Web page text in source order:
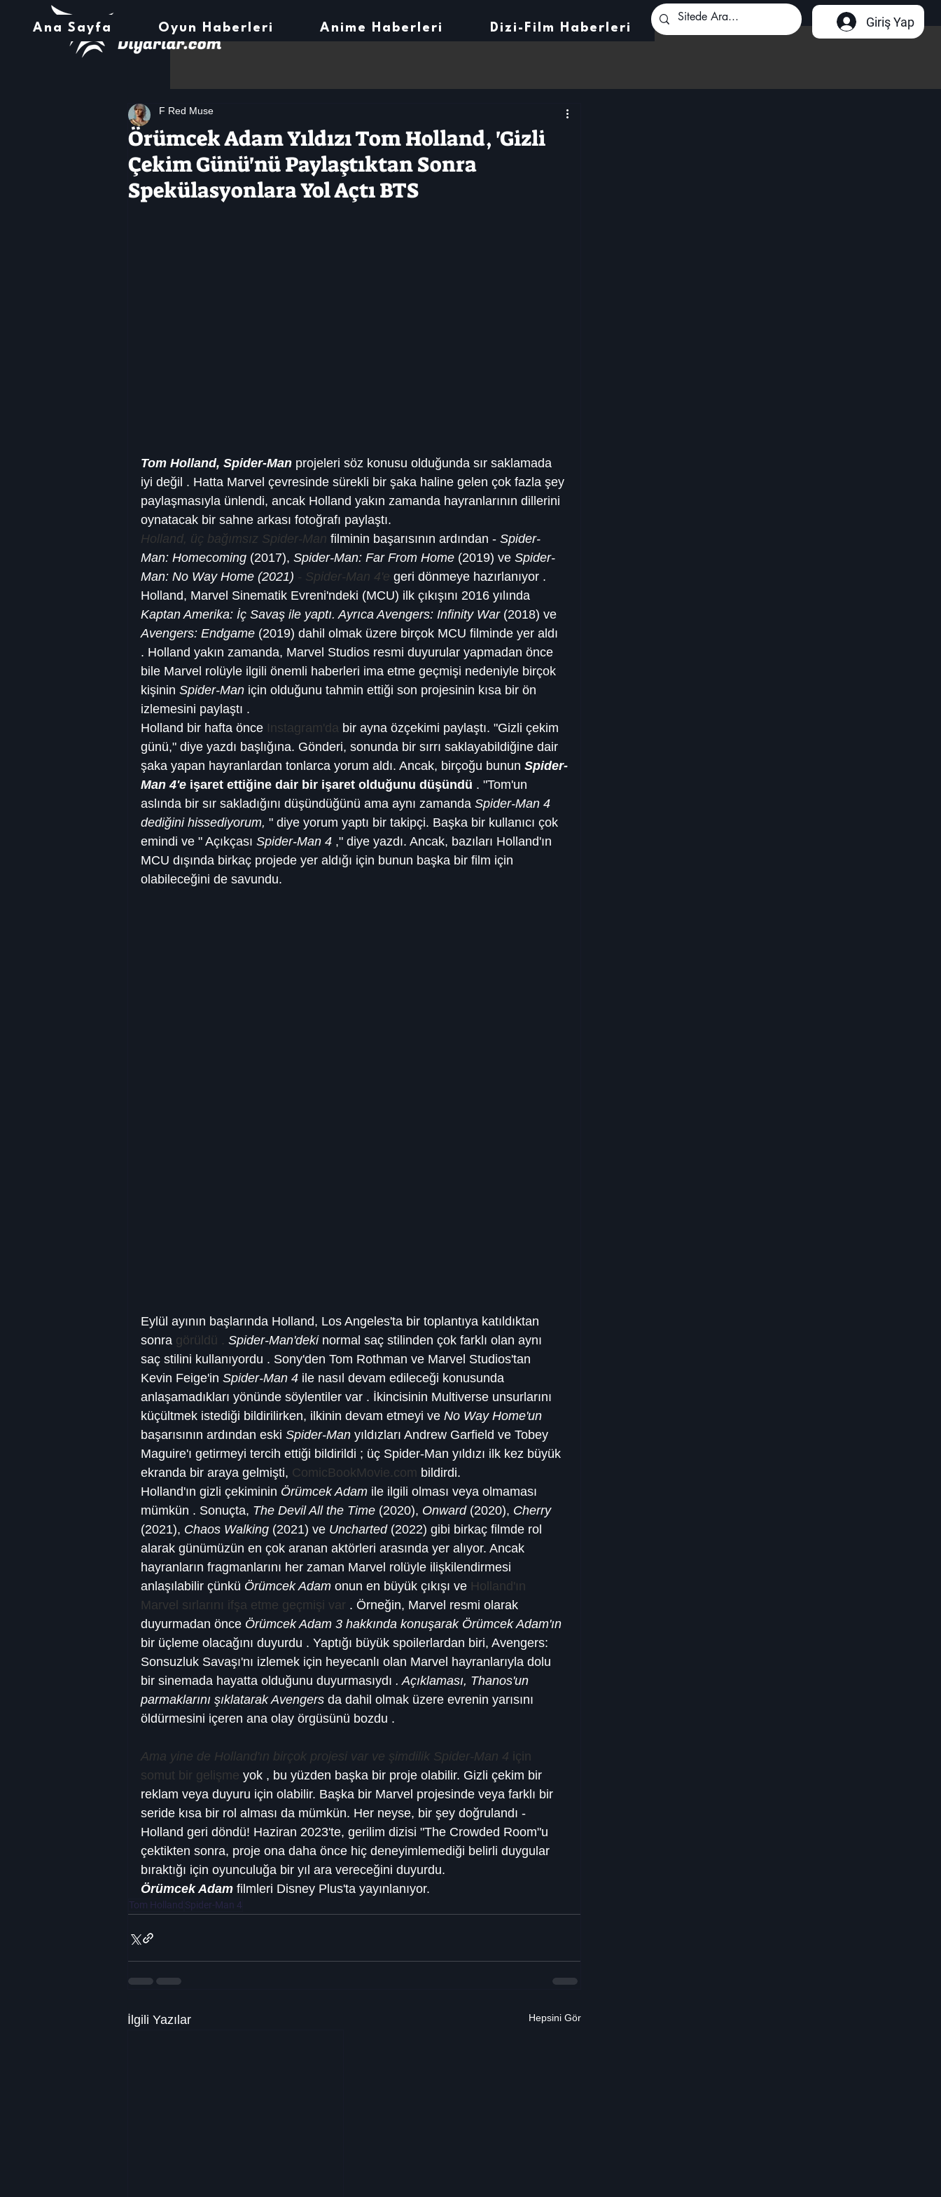
Ana Sayfa Oyun Haberleri Anime Haberleri Dizi-Film Haberleri Giriş Yap
Örümcek Adam Yıldızı Tom Holland, 'Gizli
Çekim Günü'nü Paylaştıktan Sonra
Spekülasyonlara Yol Açtı BTS
F Red Muse
Tom Holland, Spider-Man projeleri söz konusu olduğunda sır saklamada
iyi değil . Hatta Marvel çevresinde sürekli bir şaka haline gelen çok fazla şey
paylaşmasıyla ünlendi, ancak Holland yakın zamanda hayranlarının dillerini
oynatacak bir sahne arkası fotoğrafı paylaştı.
Holland, üç bağımsız Spider-Man filminin başarısının ardından - Spider-
Man: Homecoming (2017), Spider-Man: Far From Home (2019) ve Spider-
Man: No Way Home (2021) - Spider-Man 4'e geri dönmeye hazırlanıyor .
Holland, Marvel Sinematik Evreni'ndeki (MCU) ilk çıkışını 2016 yılında
Kaptan Amerika: İç Savaş ile yaptı. Ayrıca Avengers: Infinity War (2018) ve
Avengers: Endgame (2019) dahil olmak üzere birçok MCU filminde yer aldı
. Holland yakın zamanda, Marvel Studios resmi duyurular yapmadan önce
bile Marvel rolüyle ilgili önemli haberleri ima etme geçmişi nedeniyle birçok
kişinin Spider-Man için olduğunu tahmin ettiği son projesinin kısa bir ön
izlemesini paylaştı .
Holland bir hafta önce Instagram'da bir ayna özçekimi paylaştı. "Gizli çekim
günü," diye yazdı başlığına. Gönderi, sonunda bir sırrı saklayabildiğine dair
şaka yapan hayranlardan tonlarca yorum aldı. Ancak, birçoğu bunun Spider-
Man 4'e işaret ettiğine dair bir işaret olduğunu düşündü . "Tom'un
aslında bir sır sakladığını düşündüğünü ama aynı zamanda Spider-Man 4
dediğini hissediyorum, " diye yorum yaptı bir takipçi. Başka bir kullanıcı çok
emindi ve " Açıkçası Spider-Man 4 ," diye yazdı. Ancak, bazıları Holland'ın
MCU dışında birkaç projede yer aldığı için bunun başka bir film için
olabileceğini de savundu.
Eylül ayının başlarında Holland, Los Angeles'ta bir toplantıya katıldıktan
sonra görüldü . Spider-Man'deki normal saç stilinden çok farklı olan aynı
saç stilini kullanıyordu . Sony'den Tom Rothman ve Marvel Studios'tan
Kevin Feige'in Spider-Man 4 ile nasıl devam edileceği konusunda
anlaşamadıkları yönünde söylentiler var . İkincisinin Multiverse unsurlarını
küçültmek istediği bildirilirken, ilkinin devam etmeyi ve No Way Home'un
başarısının ardından eski Spider-Man yıldızları Andrew Garfield ve Tobey
Maguire'ı getirmeyi tercih ettiği bildirildi ; üç Spider-Man yıldızı ilk kez büyük
ekranda bir araya gelmişti, ComicBookMovie.com bildirdi.
Holland'ın gizli çekiminin Örümcek Adam ile ilgili olması veya olmaması
mümkün . Sonuçta, The Devil All the Time (2020), Onward (2020), Cherry
(2021), Chaos Walking (2021) ve Uncharted (2022) gibi birkaç filmde rol
alarak günümüzün en çok aranan aktörleri arasında yer alıyor. Ancak
hayranların fragmanlarını her zaman Marvel rolüyle ilişkilendirmesi
anlaşılabilir çünkü Örümcek Adam onun en büyük çıkışı ve Holland'ın
Marvel sırlarını ifşa etme geçmişi var . Örneğin, Marvel resmi olarak
duyurmadan önce Örümcek Adam 3 hakkında konuşarak Örümcek Adam'ın
bir üçleme olacağını duyurdu . Yaptığı büyük spoilerlardan biri, Avengers:
Sonsuzluk Savaşı'nı izlemek için heyecanlı olan Marvel hayranlarıyla dolu
bir sinemada hayatta olduğunu duyurmasıydı . Açıklaması, Thanos'un
parmaklarını şıklatarak Avengers da dahil olmak üzere evrenin yarısını
öldürmesini içeren ana olay örgüsünü bozdu .
Ama yine de Holland'ın birçok projesi var ve şimdilik Spider-Man 4 için
somut bir gelişme yok , bu yüzden başka bir proje olabilir. Gizli çekim bir
reklam veya duyuru için olabilir. Başka bir Marvel projesinde veya farklı bir
seride kısa bir rol alması da mümkün. Her neyse, bir şey doğrulandı -
Holland geri döndü! Haziran 2023'te, gerilim dizisi "The Crowded Room"u
çektikten sonra, proje ona daha önce hiç deneyimlemediği belirli duygular
bıraktığı için oyunculuğa bir yıl ara vereceğini duyurdu.
Örümcek Adam filmleri Disney Plus'ta yayınlanıyor.
Tom Holland Spider-Man 4
İlgili Yazılar Hepsini Gör